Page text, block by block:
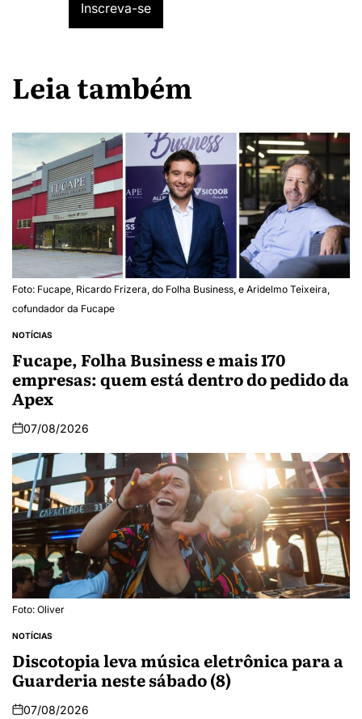
Leia também
Foto: Fucape, Ricardo Frizera, do Folha Business, e Aridelmo Teixeira,
cofundador da Fucape
NOTÍCIAS
Fucape, Folha Business e mais 170
empresas: quem está dentro do pedido da
Apex
07/08/2026
Foto: Oliver
NOTÍCIAS
Discotopia leva música eletrônica para a
Guarderia neste sábado (8)
07/08/2026